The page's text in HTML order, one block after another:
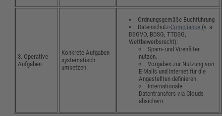
3. Operative
Aufgaben
Konkrete Aufgaben
systematisch
umsetzen.
Ordnungsgemäße Buchführung
Datenschutz-Compliance (v. a.
DSGVO, BDSG, TTDSG,
Wettbewerbsrecht):
Spam- und Virenfilter
nutzen.
Vorgaben zur Nutzung von
E-Mails und Internet für die
Angestellten definieren.
Internationale
Datentransfers via Clouds
absichern.